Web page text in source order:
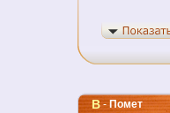
B-Помет